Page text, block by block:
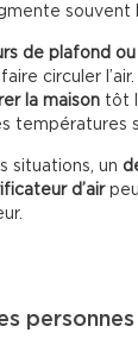
souvent
de plafond
circuler
la maison tôt
températures
situations, un
d’air